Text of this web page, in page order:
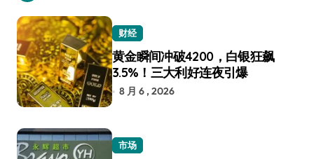
财经
黄金瞬间冲破4200，白银狂飙
3.5%！三大利好连夜引爆
8 月 6 , 2026
市场